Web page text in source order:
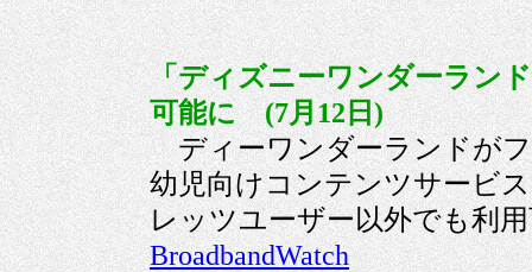
「ディズニーワンダーラン
可能に (7月12日)
ディーワンダーランドがフ
幼児向けコンテンツサービ
レッツユーザー以外で
BroadbandWatch